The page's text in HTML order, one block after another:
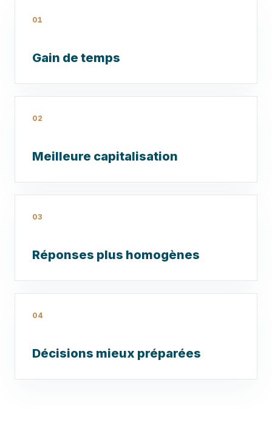
01
Gain de temps
02
Meilleure capitalisation
03
Réponses plus homogènes
04
Décisions mieux préparées